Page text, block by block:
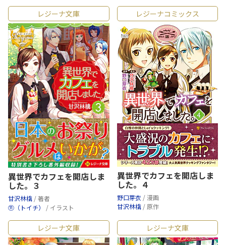
レジーナ文庫
異世界でカフェを開店しま
した。３
甘沢林檎 / 著者
⑪（トイチ） / イラスト
レジーナコミックス
異世界でカフェを開店しま
した。４
野口芽衣 / 漫画
甘沢林檎 / 原作
レジーナ文庫 レジーナ文庫